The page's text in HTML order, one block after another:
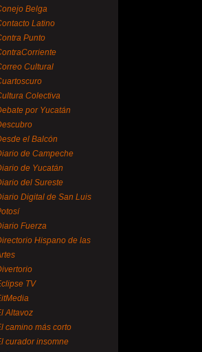
Belga
Latino
Punto
Cultural
Colectiva
por Yucatán
el Balcón
de Campeche
de Yucatán
del Sureste
Digital de San Luis
Fuerza
Hispano de las
TV
Altavoz
camino más corto
curador insomne